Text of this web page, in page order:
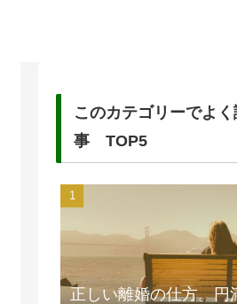
このカテゴリーでよ
事 TOP5
正しい離婚の仕方。円